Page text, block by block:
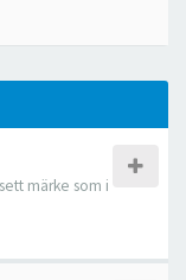
märke som i